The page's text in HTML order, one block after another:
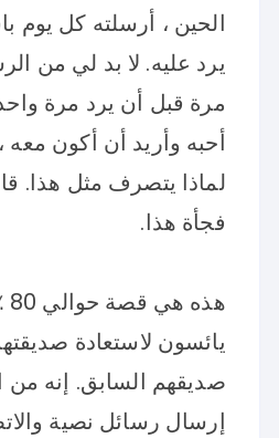
الحين ، أرسلته كل يوم
يرد عليه. لا بد لي من
مرة قبل أن يرد مرة
أحبه وأريد أن أكون معه
لماذا يتصرف مثل هذا.
فجأة هذا.
يائسون لاستعادة
صديقهم السابق. إنه من
إرسال رسائل نصية